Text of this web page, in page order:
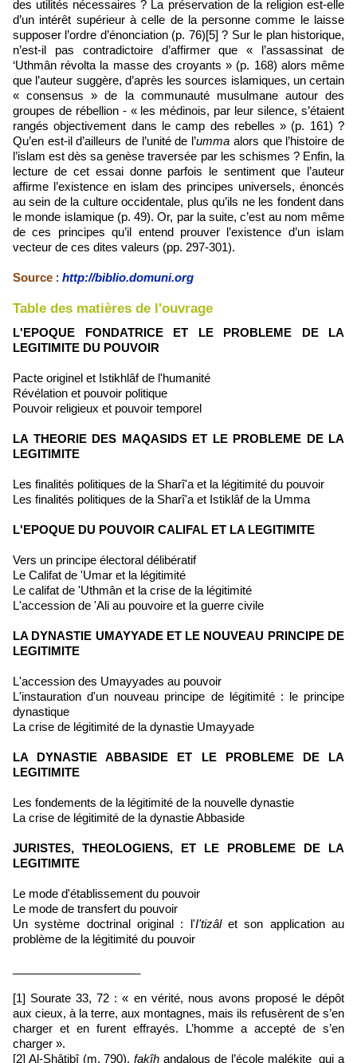
des utilités nécessaires ? La préservation de la religion est-elle
d’un intérêt supérieur à celle de la personne comme le laisse
supposer l’ordre d’énonciation (p. 76)[5] ? Sur le plan historique,
n’est-il pas contradictoire d’affirmer que « l’assassinat de
‘Uthmân révolta la masse des croyants » (p. 168) alors même
que l’auteur suggère, d’après les sources islamiques, un certain
« consensus » de la communauté musulmane autour des
groupes de rébellion - « les médinois, par leur silence, s’étaient
rangés objectivement dans le camp des rebelles » (p. 161) ?
Qu’en est-il d’ailleurs de l’unité de l’umma alors que l’histoire de
l’islam est dès sa genèse traversée par les schismes ? Enfin, la
lecture de cet essai donne parfois le sentiment que l’auteur
affirme l’existence en islam des principes universels, énoncés
au sein de la culture occidentale, plus qu’ils ne les fondent dans
le monde islamique (p. 49). Or, par la suite, c’est au nom même
de ces principes qu’il entend prouver l’existence d’un islam
vecteur de ces dites valeurs (pp. 297-301).
Source : http://biblio.domuni.org
Table des matières de l'ouvrage
L'EPOQUE FONDATRICE ET LE PROBLEME DE LA
LEGITIMITE DU POUVOIR
Pacte originel et Istikhlâf de l'humanité
Révélation et pouvoir politique
Pouvoir religieux et pouvoir temporel
LA THEORIE DES MAQASIDS ET LE PROBLEME DE LA
LEGITIMITE
Les finalités politiques de la Sharî'a et la légitimité du pouvoir
Les finalités politiques de la Sharî'a et Istiklâf de la Umma
L'EPOQUE DU POUVOIR CALIFAL ET LA LEGITIMITE
Vers un principe électoral délibératif
Le Califat de 'Umar et la légitimité
Le califat de 'Uthmân et la crise de la légitimité
L'accession de 'Ali au pouvoire et la guerre civile
LA DYNASTIE UMAYYADE ET LE NOUVEAU PRINCIPE DE
LEGITIMITE
L'accession des Umayyades au pouvoir
L'instauration d'un nouveau principe de légitimité : le principe
dynastique
La crise de légitimité de la dynastie Umayyade
LA DYNASTIE ABBASIDE ET LE PROBLEME DE LA
LEGITIMITE
Les fondements de la légitimité de la nouvelle dynastie
La crise de légitimité de la dynastie Abbaside
JURISTES, THEOLOGIENS, ET LE PROBLEME DE LA
LEGITIMITE
Le mode d'établissement du pouvoir
Le mode de transfert du pouvoir
Un système doctrinal original : l'I'tizâlet son application au
problème de la légitimité du pouvoir
[1] Sourate 33, 72 : « en vérité, nous avons proposé le dépôt
aux cieux, à la terre, aux montagnes, mais ils refusèrent de s’en
charger et en furent effrayés. L’homme a accepté de s’en
charger ».
[2] Al-Shâtibî (m. 790),fakîh andalous de l’école malékite qui a